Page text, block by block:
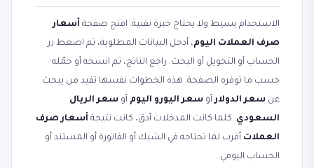
الاستخدام بسيط ولا يحتاج خبرة تقنية. افتح صفحة أسعار
صرف العملات اليوم، أدخل البيانات المطلوبة، ثم اضغط زر
الحساب أو التحويل أو البحث. راجع الناتج، ثم انسخه أو حمّله
حسب ما توفره الصفحة. هذه الخطوات نفسها تفيد من يبحث
عن سعر الدولارأو سعر اليورو اليوم أو سعر الريال
السعودي. كلما كانت المدخلات أدق، كانت نتيجة أسعار صرف
العملات أقرب لما تحتاجه في الشيك أو الفاتورة أو المستند أو
الحساب اليومي.